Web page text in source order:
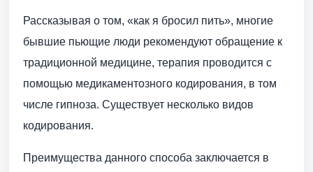
Рассказывая о том, «как я бросил пить», многие
бывшие пьющие люди рекомендуют обращение к
традиционной медицине, терапия проводится с
помощью медикаментозного кодирования, в том
числе гипноза. Существует несколько видов
кодирования.
Преимущества данного способа заключается в